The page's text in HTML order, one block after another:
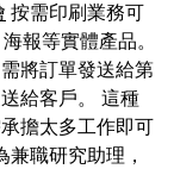
按需印刷業務可
報等實體產品。
將訂單發送給第
給客戶。 這種
擔太多工作即可
兼職研究助理，